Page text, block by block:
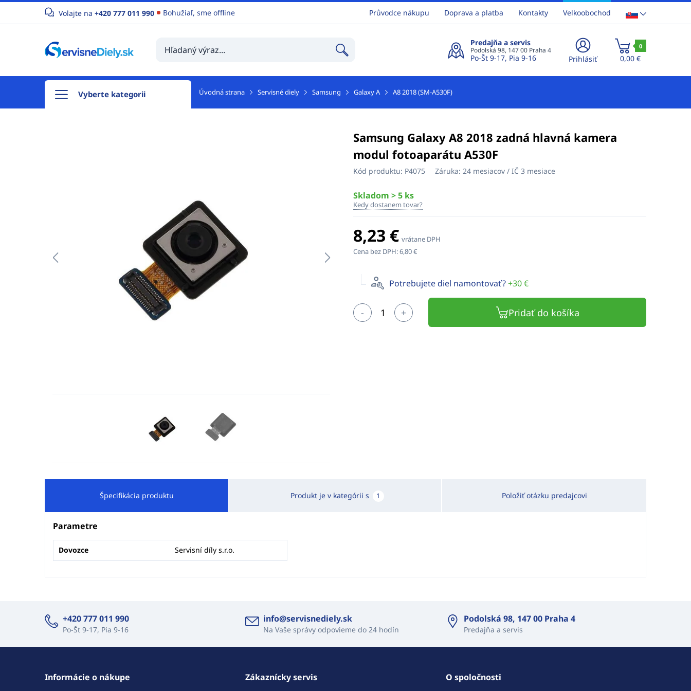
Volajte na +420 777 011 990 Bohužiaľ, sme offline Průvodce nákupu Doprava a platba Kontakty Velkoobochod
Predajňa a servis
Podolská 98, 147 00 Praha 4
Po-Št 9-17, Pia 9-16 Prihlásiť
0
0,00 €
Vyberte kategorii Úvodná strana Servisné diely Samsung Galaxy A A8 2018 (SM-A530F)
Samsung Galaxy A8 2018 zadná hlavná kamera
modul fotoaparátu A530F
Kód produktu: P4075 Záruka: 24 mesiacov / IČ 3 mesiace
Skladom > 5 ks
Kedy dostanem tovar?
8,23 € vrátane DPH
Cena bez DPH:6,80 €
Potrebujete diel namontovať?+30 €
- + Pridať do košíka
Špecifikácia produktu Produkt je v kategórii s 1 Položiť otázku predajcovi
Parametre
Dovozce Servisní díly s.r.o.
+420 777 011 990
Po-Št 9-17, Pia 9-16
info@servisnediely.sk
Na Vaše správy odpovieme do 24 hodín
Podolská 98, 147 00 Praha 4
Predajňa a servis
Informácie o nákupe Zákaznícky servis O spoločnosti